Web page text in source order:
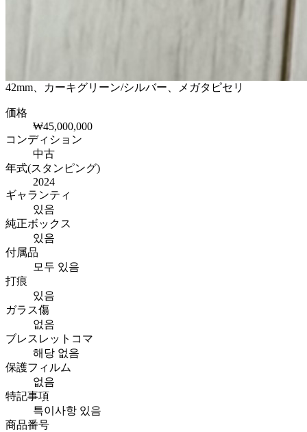
42mm、カーキグリーン/シルバー、メガタピセリ
価格
₩45,000,000
コンディション
中古
年式(スタンピング)
2024
ギャランティ
있음
純正ボックス
있음
付属品
모두 있음
打痕
있음
ガラス傷
없음
ブレスレットコマ
해당 없음
保護フィルム
없음
特記事項
특이사항 있음
商品番号